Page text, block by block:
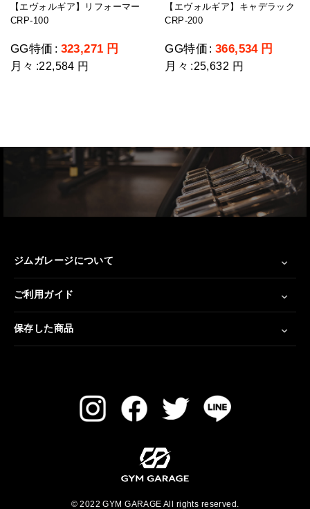
【エヴォルギア】リフォーマー
CRP-100
GG特価 : 323,271 円
月々 :22,584 円
【エヴォルギア】キャデラック
CRP-200
GG特価 : 366,534 円
月々 :25,632 円
ジムガレージについて
ご利用ガイド
保存した商品
© 2022 GYM GARAGE All rights reserved.